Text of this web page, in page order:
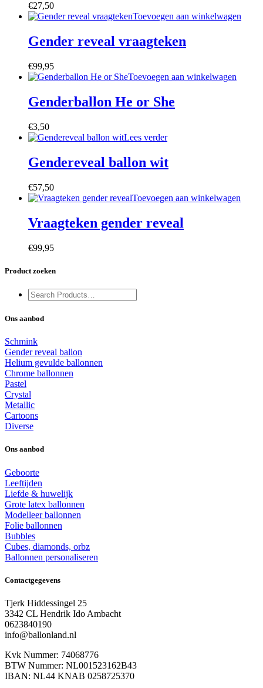
€27,50
Toevoegen aan winkelwagen
Gender reveal vraagteken
€99,95
Toevoegen aan winkelwagen
Genderballon He or She
€3,50
Lees verder
Gendereveal ballon wit
€57,50
Toevoegen aan winkelwagen
Vraagteken gender reveal
€99,95
Product zoeken
Ons aanbod
Schmink
Gender reveal ballon
Helium gevulde ballonnen
Chrome ballonnen
Pastel
Crystal
Metallic
Cartoons
Diverse
Ons aanbod
Geboorte
Leeftijden
Liefde & huwelijk
Grote latex ballonnen
Modelleer ballonnen
Folie ballonnen
Bubbles
Cubes, diamonds, orbz
Ballonnen personaliseren
Contactgegevens
Tjerk Hiddessingel 25
3342 CL Hendrik Ido Ambacht
0623840190
info@ballonland.nl
Kvk Nummer: 74068776
BTW Nummer: NL001523162B43
IBAN: NL44 KNAB 0258725370